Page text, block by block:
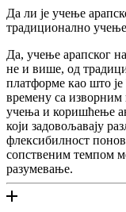
Да ли је учење
традиционално
Да, учење арапског
не и више, од
платформе као што
времену са
учења и коришћење
који задовољавају
флексибилност
сопственим темпом
разумевање.